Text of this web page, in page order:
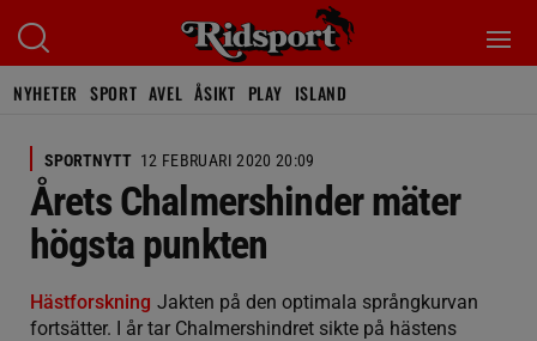
NYHETER SPORT AVEL ÅSIKT PLAY ISLAND
SPORTNYTT 12 FEBRUARI 2020 20:09
Årets Chalmershinder mäter
högsta punkten
Hästforskning Jakten på den optimala språngkurvan
fortsätter. I år tar Chalmershindret sikte på hästens